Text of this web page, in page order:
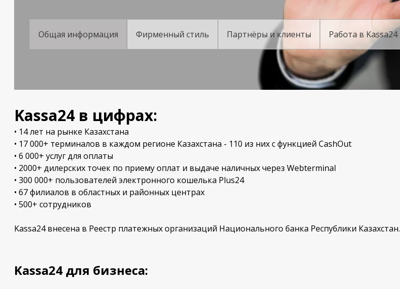
Общая информация Фирменный стиль Партнёры и клиенты Работа в Kassa24
Kassa24 в цифрах:
• 14 лет на рынке Казахстана
• 17 000+ терминалов в каждом регионе Казахстана - 110 из них с функцией CashOut
• 6 000+ услуг для оплаты
• 2000+ дилерских точек по приему оплат и выдаче наличных через Webterminal
• 300 000+ пользователей электронного кошелька Plus24
• 67 филиалов в областных и районных центрах
• 500+ сотрудников
Kassa24 внесена в Реестр платежных организаций Национального банка Республики Казахстан.
Kassa24 для бизнеса: